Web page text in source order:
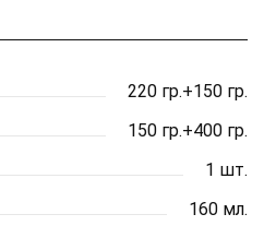
220 гр.+150 гр.
150 гр.+400 гр.
1 шт.
160 мл.